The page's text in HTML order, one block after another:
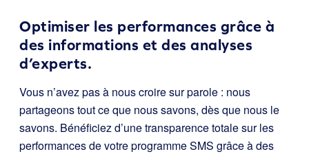
Optimiser les performances grâce à
des informations et des analyses
d’experts.
Vous n’avez pas à nous croire sur parole : nous
partageons tout ce que nous savons, dès que nous le
savons. Bénéficiez d’une transparence totale sur les
performances de votre programme SMS grâce à des